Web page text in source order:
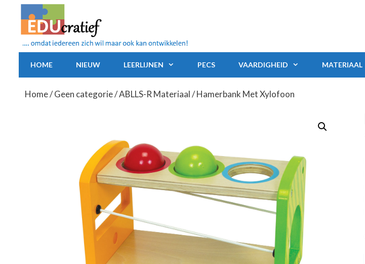
inhoud
HOME NIEUW LEERLIJNEN PECS VAARDIGHEID MATERIAAL
Home/Geen categorie/ABLLS-R Materiaal/ Hamerbank Met Xylofoon